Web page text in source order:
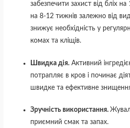
забезпечити захист від бліх на
на 8-12 тижнів залежно від
знижує необхідність у
комах та кліщів.
Швидка дія. Активний
потрапляє в кров і починає
швидке та ефективне знищення
Зручність використання.
приємний смак та запах.